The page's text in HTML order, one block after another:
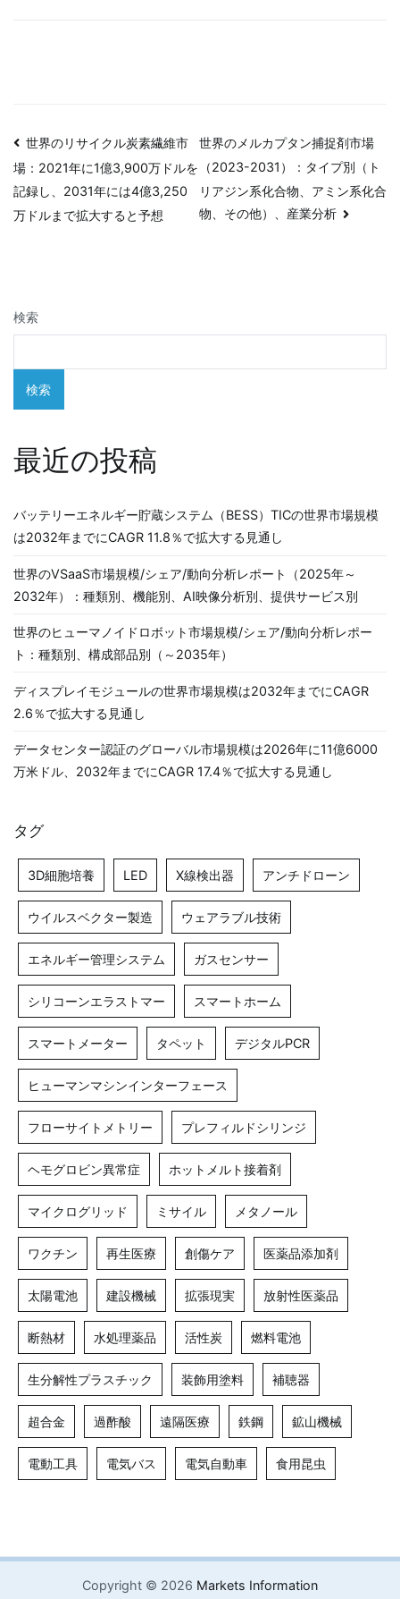
投
稿
ナ
ー
シ
ョ
ン
世界のリサイクル炭素繊維市
場：2021年に1億3,900万ドルを
記録し、2031年には4億3,250
万ドルまで拡大すると予想
世界のメルカプタン捕捉剤市場
（2023-2031）：タイプ別（ト
リアジン系化合物、アミン系化合
物、その他）、産業分析
検索
検索
最近の投稿
バッテリーエネルギー貯蔵システム（BESS）TICの世界市場規模
は2032年までにCAGR 11.8％で拡大する見通し
世界のVSaaS市場規模/シェア/動向分析レポート（2025年～
2032年）：種類別、機能別、AI映像分析別、提供サービス別
世界のヒューマノイドロボット市場規模/シェア/動向分析レポー
ト：種類別、構成部品別（～2035年）
ディスプレイモジュールの世界市場規模は2032年までにCAGR
2.6％で拡大する見通し
データセンター認証のグローバル市場規模は2026年に11億6000
万米ドル、2032年までにCAGR 17.4％で拡大する見通し
タグ
3D細胞培養 LED X線検出器 アンチドローン
ウイルスベクター製造 ウェアラブル技術
エネルギー管理システム ガスセンサー
シリコーンエラストマー スマートホーム
スマートメーター タペット デジタルPCR
ヒューマンマシンインターフェース
フローサイトメトリー プレフィルドシリンジ
ヘモグロビン異常症 ホットメルト接着剤
マイクログリッド ミサイル メタノール
ワクチン 再生医療 創傷ケア 医薬品添加剤
太陽電池 建設機械 拡張現実 放射性医薬品
断熱材 水処理薬品 活性炭 燃料電池
生分解性プラスチック 装飾用塗料 補聴器
超合金 過酢酸 遠隔医療 鉄鋼 鉱山機械
電動工具 電気バス 電気自動車 食用昆虫
Copyright © 2026 Markets Information